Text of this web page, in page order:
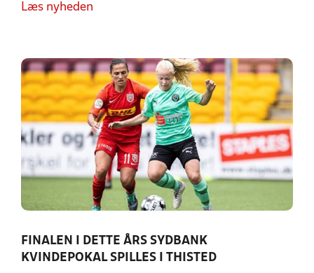
Læs nyheden
FINALEN I DETTE ÅRS SYDBANK
KVINDEPOKAL SPILLES I THISTED